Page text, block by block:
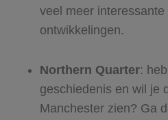
veel meer interessante
ontwikkelingen.
Northern Quarter:
geschiedenis en wil je
Manchester zien? Ga